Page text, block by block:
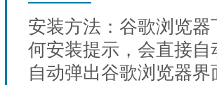
安装方法：谷歌浏览
何安装提示，会直接自
自动弹出谷歌浏览器